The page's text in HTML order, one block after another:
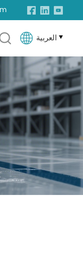
العربية
English
Français
Русский
Español
Português
العربية